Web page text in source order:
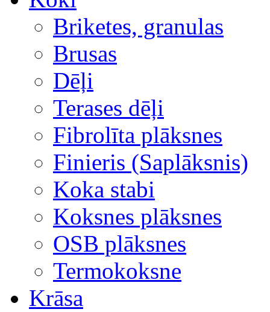
Briketes, granulas
Brusas
Dēļi
Terases dēļi
Fibrolīta plāksnes
Finieris (Saplāksnis)
Koka stabi
Koksnes plāksnes
OSB plāksnes
Termokoksne
Krāsa